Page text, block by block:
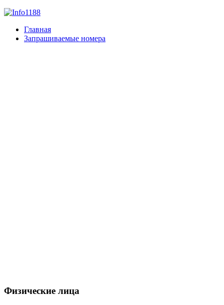
Главная
Запрашиваемые номера
Физические лица